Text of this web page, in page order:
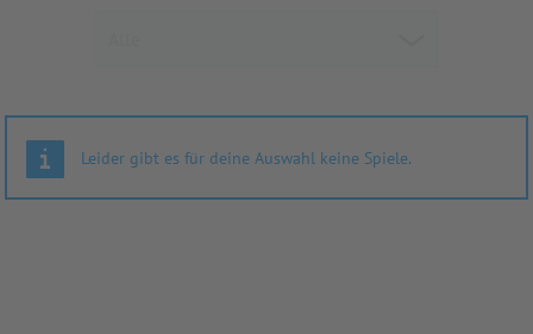
Leider gibt es für deine Auswahl keine Spiele.